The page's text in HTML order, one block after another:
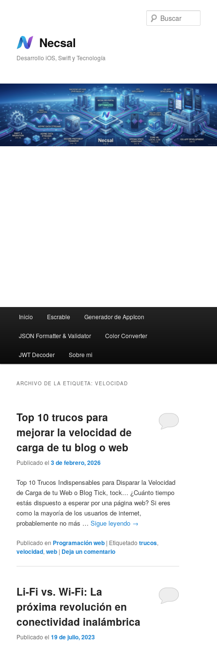
principal
secundario
Necsal
Desarrollo iOS, Swift y Tecnología
Inicio Escrable Generador de AppIcon
JSON Formatter & Validator Color Converter
JWT Decoder Sobre mi
ARCHIVO DE LA ETIQUETA:VELOCIDAD
Top 10 trucos para
mejorar la velocidad de
carga de tu blog o web
Publicado el3 de febrero, 2026
Top 10 Trucos Indispensables para Disparar la Velocidad
de Carga de tu Web o Blog Tick, tock… ¿Cuánto tiempo
estás dispuesto a esperar por una página web? Si eres
como la mayoría de los usuarios de internet,
probablemente no más …Sigue leyendo →
Publicado en Programación web | Etiquetado trucos,
velocidad,web | Deja un comentario
Li-Fi vs. Wi-Fi: La
próxima revolución en
conectividad inalámbrica
Publicado el19 de julio, 2023